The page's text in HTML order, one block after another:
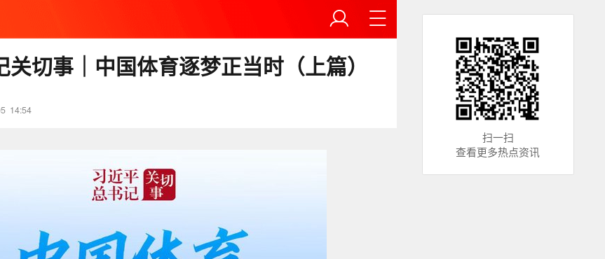
关切事｜中国体育逐梦正当时（上篇）
14:54
扫一扫
查看更多热点资讯